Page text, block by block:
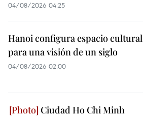
04/08/2026 04:25
Hanoi configura espacio cultural
para una visión de un siglo
04/08/2026 02:00
Ciudad Ho Chi Minh